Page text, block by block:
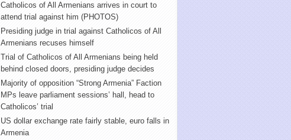
Catholicos of All Armenians arrives in court to
attend trial against him (PHOTOS)
Presiding judge in trial against Catholicos of All
Armenians recuses himself
Trial of Catholicos of All Armenians being held
behind closed doors, presiding judge decides
Majority of opposition “Strong Armenia” Faction
MPs leave parliament sessions’ hall, head to
Catholicos’ trial
US dollar exchange rate fairly stable, euro falls in
Armenia